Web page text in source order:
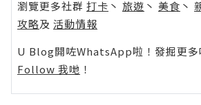
瀏覽更多社群 打卡 丶 旅遊 丶 美食 丶
攻略及 活動情報
U Blog開咗WhatsApp啦！發掘更多
Follow 我哋 ！